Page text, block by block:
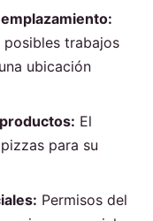
trabajos
ubicación
El
para su
Permisos del